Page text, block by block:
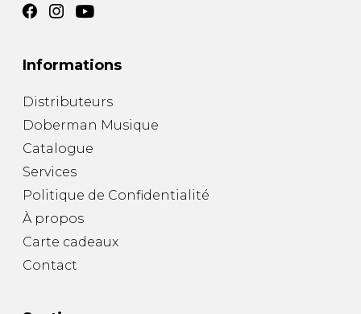
Informations
Distributeurs
Doberman Musique
Catalogue
Services
Politique de Confidentialité
À propos
Carte cadeaux
Contact